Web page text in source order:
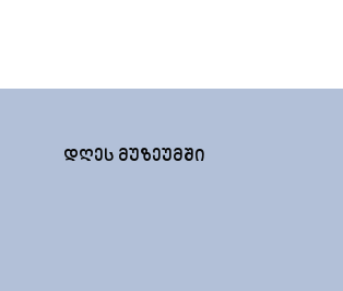
ᲓᲦᲔᲡ ᲛᲣᲖᲔᲣᲛᲨᲘ